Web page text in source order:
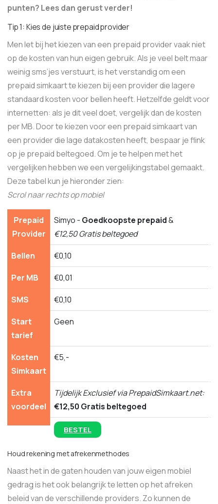
punten? Lees dan gerust verder!
Tip 1: Kies de juiste prepaid provider
Men let bij het kiezen van een prepaid provider vaak niet
op de kosten van hun eigen gebruik. Als je veel belt maar
weinig sms’jes verstuurt, is het verstandig om een
prepaid simkaart te kiezen bij een provider die lagere
standaard kosten voor bellen heeft. Hetzelfde geldt voor
internetten: als je dit veel doet, vergelijk dan de kosten
per MB. Door te kiezen voor een prepaid simkaart van
een provider die lage datakosten heeft, bespaar je flink
op je prepaid beltegoed. Om je te helpen met het
vergelijken hebben we een vergelijkingstabel gemaakt.
Deze tabel kun je hieronder zien:
Scrol naar rechts op mobiel
Prepaid
Provider
Bellen
Per MB
SMS
Start
tarief
Kosten
Simkaart
Extra
voordeel
Simyo - Goedkoopste prepaid&
€12,50 Gratis beltegoed
€0,10
€0,01
€0,10
Geen
€5,-
Tijdelijk Exclusief via PrepaidSimkaart.net:
€12,50 Gratis beltegoed
BESTEL
Houd rekening met afrekenmethodes
Naast het in de gaten houden van jouw eigen mobiel
gedrag is het ook belangrijk te letten op het afreken
beleid van de verschillende providers. Zo kunnen de